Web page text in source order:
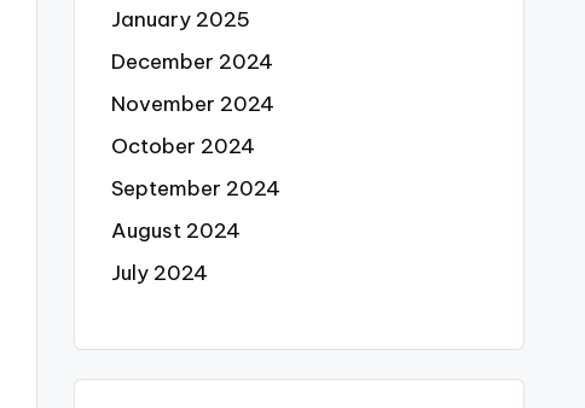
January 2025
December 2024
November 2024
October 2024
September 2024
August 2024
July 2024